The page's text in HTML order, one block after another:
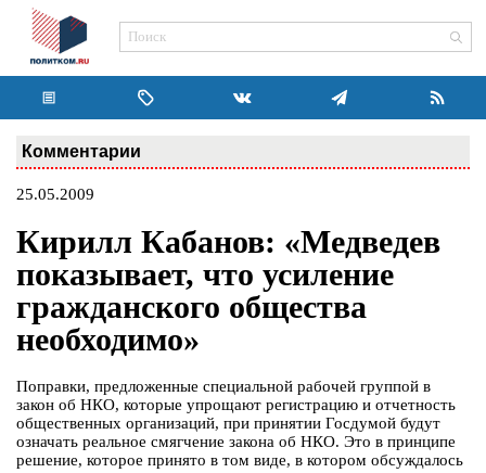
Комментарии
25.05.2009
Кирилл Кабанов: «Медведев
показывает, что усиление
гражданского общества
необходимо»
Поправки, предложенные специальной рабочей группой в
закон об НКО, которые упрощают регистрацию и отчетность
общественных организаций, при принятии Госдумой будут
означать реальное смягчение закона об НКО. Это в принципе
решение, которое принято в том виде, в котором обсуждалось